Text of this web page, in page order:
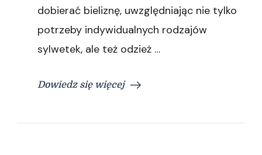
dobierać bieliznę, uwzględniając nie tylko
potrzeby indywidualnych rodzajów
sylwetek, ale też odzież …
Dowiedz się więcej